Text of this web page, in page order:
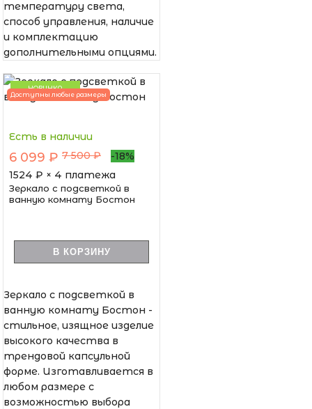
температуру света,
способ управления, наличие
и комплектацию
дополнительными опциями.
НОВИНКА
Доступны любые размеры
Есть в наличии
6 099 ₽ 7 500 ₽
-18%
1524 ₽ × 4 платежа
Зеркало с подсветкой в
ванную комнату Бостон
В КОРЗИНУ
Зеркало с подсветкой в
ванную комнату Бостон -
стильное, изящное изделие
высокого качества в
трендовой капсульной
форме. Изготавливается в
любом размере с
возможностью выбора